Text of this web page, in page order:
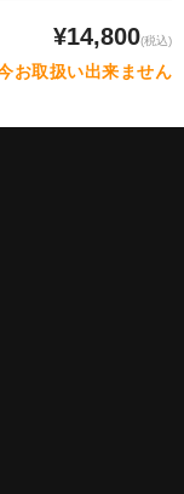
¥14,800(税込)
お取扱い出来ません